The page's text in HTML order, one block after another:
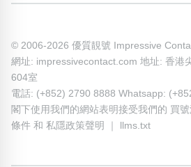
© 2006-2026 優質靚號 Impressive
網址: impressivecontact.com 地址: 香港
604室
電話: (+852) 2790 8888 Whatsapp:
閣下使用我們的網站表明接受我們的 買
條件 和 私隱政策聲明 llms.txt